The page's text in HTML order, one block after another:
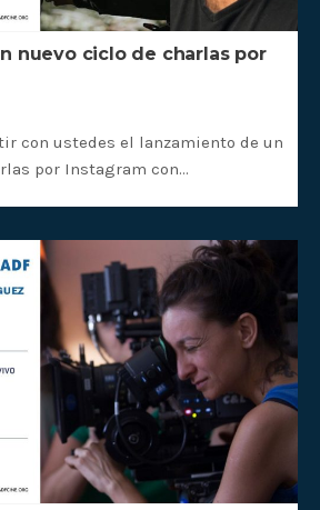
nuevo ciclo de charlas por
con ustedes el lanzamiento de un
por Instagram con…